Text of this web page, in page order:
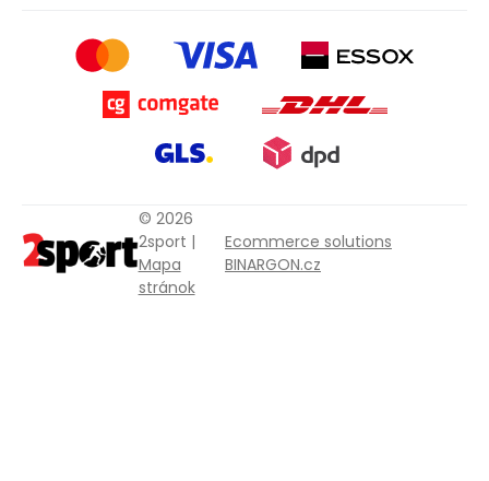
© 2026
2sport |
Mapa
stránok
Ecommerce solutions
BINARGON.cz